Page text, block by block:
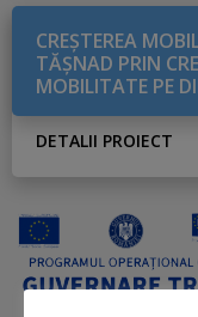
CREŞTEREA
TĂŞNAD PRIN
MOBILITATE PE
DETALII PROIECT